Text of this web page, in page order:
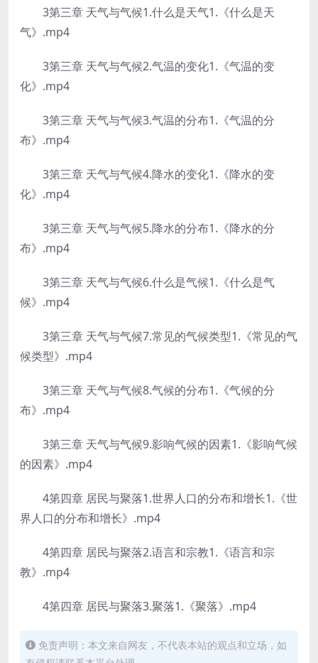
3第三章 天气与气候1.什么是天气1.《什么是天
气》.mp4
3第三章 天气与气候2.气温的变化1.《气温的变
化》.mp4
3第三章 天气与气候3.气温的分布1.《气温的分
布》.mp4
3第三章 天气与气候4.降水的变化1.《降水的变
化》.mp4
3第三章 天气与气候5.降水的分布1.《降水的分
布》.mp4
3第三章 天气与气候6.什么是气候1.《什么是气
候》.mp4
3第三章 天气与气候7.常见的气候类型1.《常见的气
候类型》.mp4
3第三章 天气与气候8.气候的分布1.《气候的分
布》.mp4
3第三章 天气与气候9.影响气候的因素1.《影响气候
的因素》.mp4
4第四章 居民与聚落1.世界人口的分布和增长1.《世
界人口的分布和增长》.mp4
4第四章 居民与聚落2.语言和宗教1.《语言和宗
教》.mp4
4第四章 居民与聚落3.聚落1.《聚落》.mp4
免责声明：本文来自网友，不代表本站的观点和立场，如